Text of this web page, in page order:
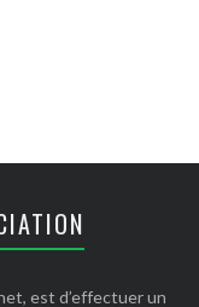
est d’effectuer un